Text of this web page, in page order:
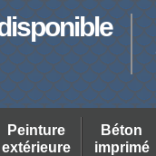
Peinture
extérieure
Béton
imprimé